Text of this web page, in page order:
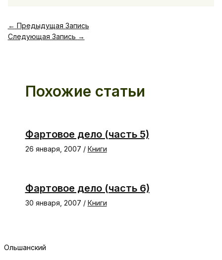
← Предыдущая Запись
Следующая Запись →
Похожие статьи
Фартовое дело (часть 5)
26 января, 2007 / Книги
Фартовое дело (часть 6)
30 января, 2007 / Книги
Ольшанский